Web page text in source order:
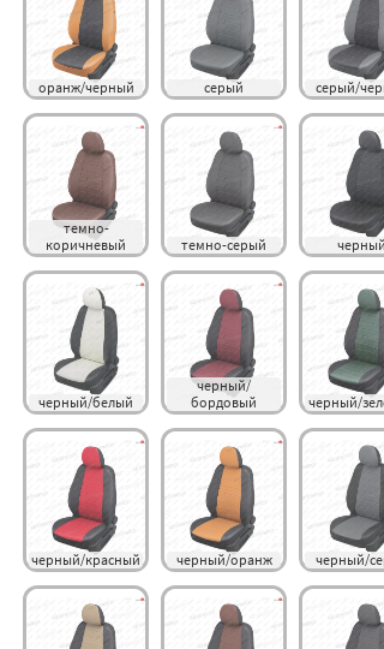
оранж/черный серый серый/
темно-
коричневый
темно-серый черный
черный/белый
черный/
бордовый
черный/
черный/красный черный/оранж черный/